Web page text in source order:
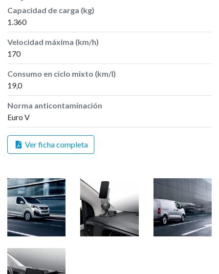
Capacidad de carga (kg)
1.360
Velocidad máxima (km/h)
170
Consumo en ciclo mixto (km/l)
19,0
Norma anticontaminación
Euro V
Ver ficha completa